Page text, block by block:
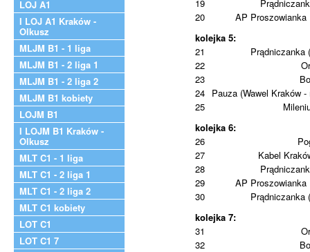
LOJ A1
I LOJ A1 Kraków -
Olkusz
MLJM B1 - 1 liga
MLJM B1 - 2 liga 1
MLJM B1 - 2 liga 2
MLJM B1 kobiety
LOJM B1
I LOJM B1 Kraków -
Olkusz
MLT C1 - 1 liga
MLT C1 - 2 liga 1
MLT C1 - 2 liga 2
MLT C1 kobiety
LOT C1
LOT C1 7
19
20
AP Proszowianka
kolejka 5:
21
Prądniczanka
22
23
24 Pauza (Wawel Kraków
25
kolejka 6:
26
27
Kabel
28
29
AP Proszowianka
30
Prądniczanka
kolejka 7:
31
32